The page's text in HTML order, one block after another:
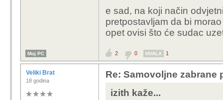
e sad, na koji način
pretpostavljam da bi
opet ovisi što će sudac
Moj PC 2 0 HVALA 1
Veliki Brat
18 godina
Re: Samovoljne
izith kaže...